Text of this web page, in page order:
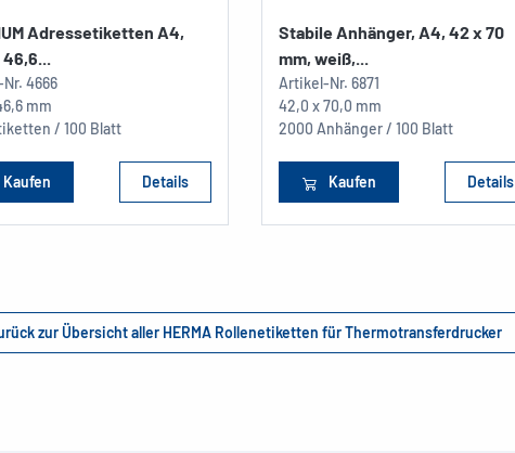
Adressetiketten A4,
4666
mm
/ 100 Blatt
Kaufen Details
Stabile Anhänger, A4, 42 x 70
mm, weiß,...
Artikel-Nr. 6871
42,0 x 70,0 mm
2000 Anhänger / 100 Blatt
Kaufen Details
zur Übersicht aller HERMA Rollenetiketten für Thermotransferdrucker